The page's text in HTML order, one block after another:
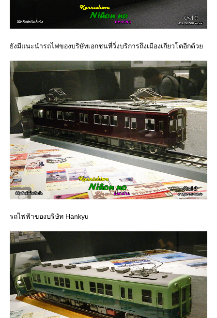
ังมีแนะนำรถไฟของบริษัทเอกชนที่วิ่งบริการถึงเมืองเกียวโตอีกด้ว
รถไฟฟ้าของบริษัท Hankyu